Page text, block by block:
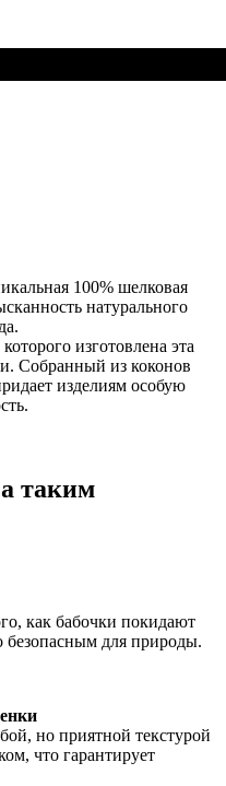
100% шелковая
натурального
изготовлена эта
Собранный из коконов
изделиям особую
таким
как бабочки покидают
безопасным для природы.
но приятной текстурой
что гарантирует